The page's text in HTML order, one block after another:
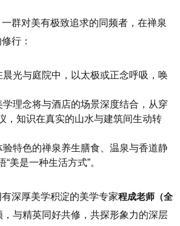
群对美有极致追求的同频者，在禅泉
行：
晨光与庭院中，以太极或正念呼吸，唤
学理念将与酒店的场景深度结合，从穿
，知识在真实的山水与建筑间生动转
验特色的禅泉养生膳食、温泉与香道静
美是一种生活方式”。
深厚美学积淀的美学专家程成老师（全
，与精英同好共修，共探形象力的深层